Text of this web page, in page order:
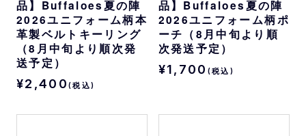
品】Buffaloes夏の陣
2026ユニフォーム柄本
革製ベルトキーリング
（8月中旬より順次発
送予定）
¥2,400 (税込)
品】Buffaloes夏の陣
2026ユニフォーム柄ポ
ーチ（8月中旬より順
次発送予定）
¥1,700 (税込)